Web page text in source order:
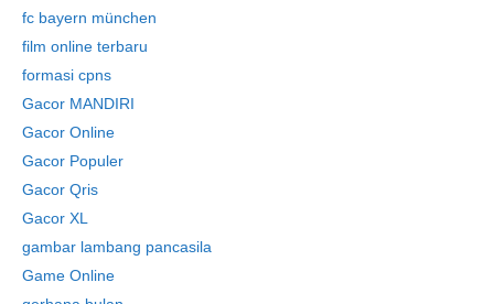
fc bayern münchen
film online terbaru
formasi cpns
Gacor MANDIRI
Gacor Online
Gacor Populer
Gacor Qris
Gacor XL
gambar lambang pancasila
Game Online